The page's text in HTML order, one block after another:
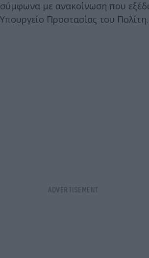
σύμφωνα με ανακοίνωση που
Υπουργείο Προστασίας του Πολίτη.